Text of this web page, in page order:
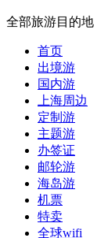
全部旅游目的地
首页
出境游
国内游
上海周边
定制游
主题游
办签证
邮轮游
海岛游
机票
特卖
全球wifi